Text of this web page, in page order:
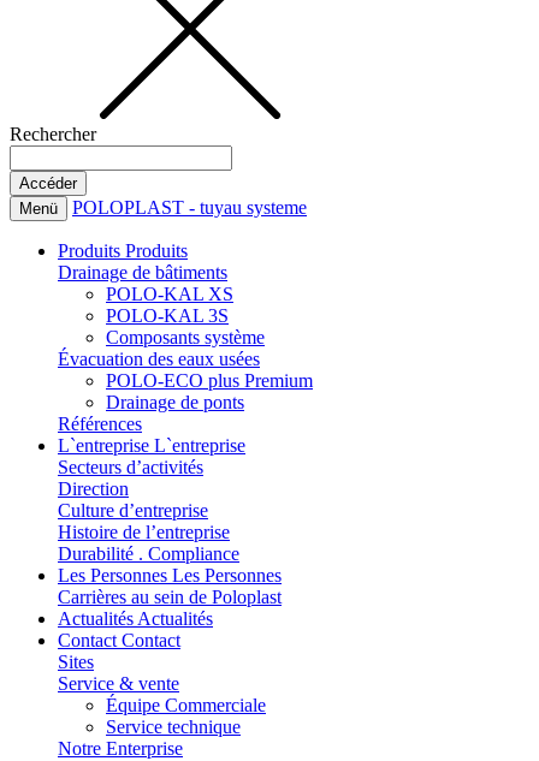
Rechercher
Menü POLOPLAST - tuyau systeme
Produits Produits
Drainage de bâtiments
POLO-KAL XS
POLO-KAL 3S
Composants système
Évacuation des eaux usées
POLO-ECO plus Premium
Drainage de ponts
Références
L`entreprise L`entreprise
Secteurs d’activités
Direction
Culture d’entreprise
Histoire de l’entreprise
Durabilité . Compliance
Les Personnes Les Personnes
Carrières au sein de Poloplast
Actualités Actualités
Contact Contact
Sites
Service & vente
Équipe Commerciale
Service technique
Notre Enterprise